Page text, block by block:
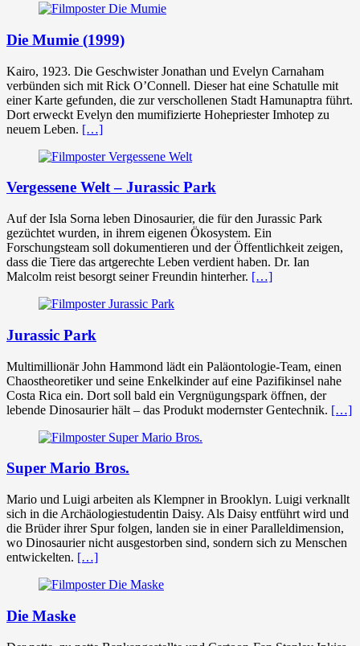
Die Mumie (1999)
Kairo, 1923. Die Geschwister Jonathan und Evelyn Carnaham
verbünden sich mit Rick O’Connell. Dieser hat eine Schatulle mit
einer Karte gefunden, die zur verschollenen Stadt Hamunaptra führt.
Dort erweckt Evelyn den mumifizierte Hohepriester Imhotep zu
neuem Leben. […]
Vergessene Welt – Jurassic Park
Auf der Isla Sorna leben Dinosaurier, die für den Jurassic Park
gezüchtet wurden, in ihrem eigenen Ökosystem. Ein
Forschungsteam soll dokumentieren und der Öffentlichkeit zeigen,
dass die Tiere das artgerechte Leben verdient haben. Dr. Ian
Malcolm reist besorgt seiner Freundin hinterher. […]
Jurassic Park
Multimillionär John Hammond lädt ein Paläontologie-Team, einen
Chaostheoretiker und seine Enkelkinder auf eine Pazifikinsel nahe
Costa Rica ein. Dort soll bald ein Vergnügungspark öffnen, der
lebende Dinosaurier hält – das Produkt modernster Gentechnik. […]
Super Mario Bros.
Mario und Luigi arbeiten als Klempner in Brooklyn. Luigi verknallt
sich in die Archäologiestudentin Daisy. Als Daisy entführt wird und
die Brüder ihrer Spur folgen, landen sie in einer Paralleldimension,
wo Dinosaurier nicht ausgestorben sind, sondern sich zu Menschen
entwickelten. […]
Die Maske